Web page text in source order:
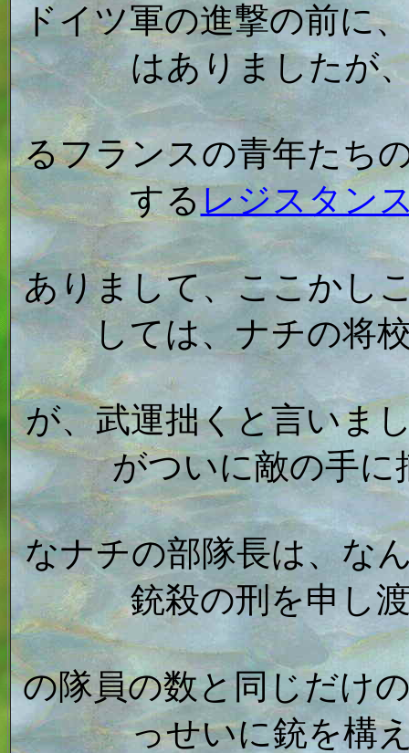
ドイツ軍の進撃の前に
はありましたが
るフランスの青年たち
するレジスタン
ありまして、ここかし
しては、ナチの将
が、武運拙くと言いま
がついに敵の手に
なナチの部隊長は、な
銃殺の刑を申し
の隊員の数と同じだけ
っせいに銃を構